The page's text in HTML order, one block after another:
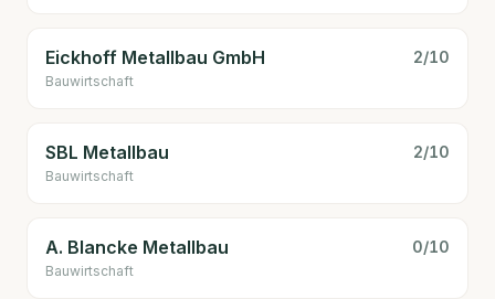
Eickhoff Metallbau GmbH 2/10
Bauwirtschaft
SBL Metallbau 2/10
Bauwirtschaft
A. Blancke Metallbau 0/10
Bauwirtschaft